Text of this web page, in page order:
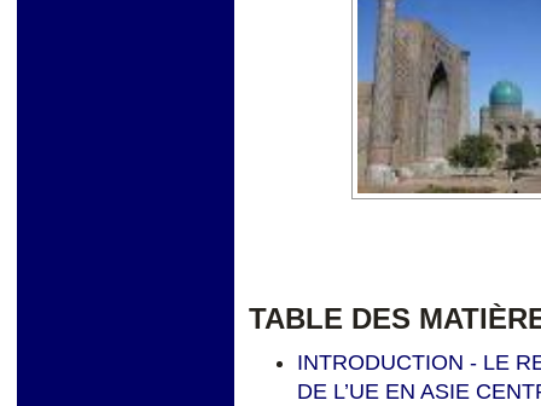
TABLE DES
INTRODUCTION - LE
DE L’UE EN ASIE